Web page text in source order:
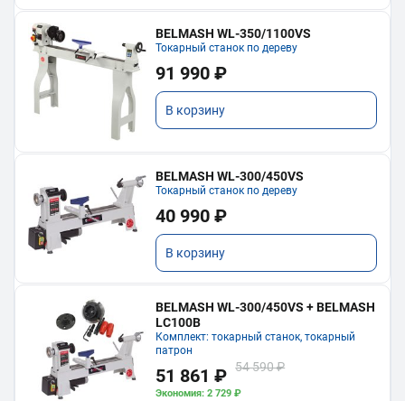
BELMASH WL-350/1100VS
Токарный станок по дереву
91 990 ₽
В корзину
BELMASH WL-300/450VS
Токарный станок по дереву
40 990 ₽
В корзину
BELMASH WL-300/450VS + BELMASH
LC100B
Комплект: токарный станок, токарный
патрон
51 861 ₽ 54 590 ₽
Экономия: 2 729 ₽